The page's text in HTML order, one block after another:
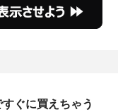
ぐに買えちゃう